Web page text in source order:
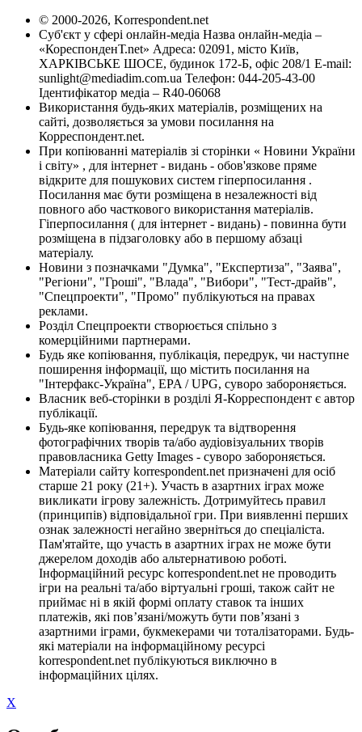
© 2000-2026, Korrespondent.net
Суб'єкт у сфері онлайн-медіа Назва онлайн-медіа –
«КореспонденТ.net» Адреса: 02091, місто Київ,
ХАРКІВСЬКЕ ШОСЕ, будинок 172-Б, офіс 208/1 E-mail:
sunlight@mediadim.com.ua Телефон: 044-205-43-00
Ідентифікатор медіа – R40-06068
Використання будь-яких матеріалів, розміщених на
сайті, дозволяється за умови посилання на
Корреспондент.net.
При копіюванні матеріалів зі сторінки « Новини України
і світу» , для інтернет - видань - обов'язкове пряме
відкрите для пошукових систем гіперпосилання .
Посилання має бути розміщена в незалежності від
повного або часткового використання матеріалів.
Гіперпосилання ( для інтернет - видань) - повинна бути
розміщена в підзаголовку або в першому абзаці
матеріалу.
Новини з позначками "Думка", "Експертиза", "Заява",
"Регіони", "Гроші", "Влада", "Вибори", "Тест-драйв",
"Спецпроекти", "Промо" публікуються на правах
реклами.
Розділ Спецпроекти створюється спільно з
комерційними партнерами.
Будь яке копіювання, публікація, передрук, чи наступне
поширення інформації, що містить посилання на
"Інтерфакс-Україна", EPA / UPG, суворо забороняється.
Власник веб-сторінки в розділі Я-Корреспондент є автор
публікації.
Будь-яке копіювання, передрук та відтворення
фотографічних творів та/або аудіовізуальних творів
правовласника Getty Images - суворо забороняється.
Матеріали сайту korrespondent.net призначені для осіб
старше 21 року (21+). Участь в азартних іграх може
викликати ігрову залежність. Дотримуйтесь правил
(принципів) відповідальної гри. При виявленні перших
ознак залежності негайно зверніться до спеціаліста.
Пам'ятайте, що участь в азартних іграх не може бути
джерелом доходів або альтернативою роботі.
Інформаційний ресурс korrespondent.net не проводить
ігри на реальні та/або віртуальні гроші, також сайт не
приймає ні в якій формі оплату ставок та інших
платежів, які пов’язані/можуть бути пов’язані з
азартними іграми, букмекерами чи тоталізаторами. Будь-
які матеріали на інформаційному ресурсі
korrespondent.net публікуються виключно в
інформаційних цілях.
X